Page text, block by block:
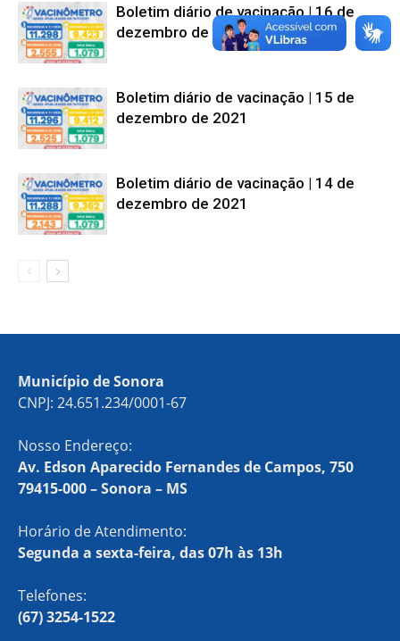
Boletim diário de vacinação | 16 de
dezembro de 2021
Boletim diário de vacinação | 15 de
dezembro de 2021
Boletim diário de vacinação | 14 de
dezembro de 2021
Município de Sonora
CNPJ: 24.651.234/0001-67
Nosso Endereço:
Av. Edson Aparecido Fernandes de Campos, 750
79415-000 – Sonora – MS
Horário de Atendimento:
Segunda a sexta-feira, das 07h às 13h
Telefones:
(67) 3254-1522